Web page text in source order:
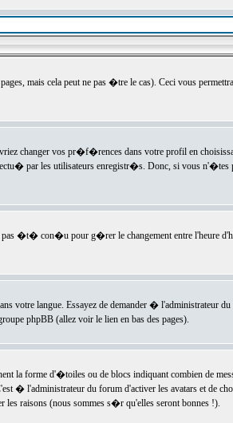
mais cela peut ne pas �tre le cas). Ceci vous
changer vos pr�f�rences dans votre profil en
par les utilisateurs enregistr�s. Donc, si vous n'�tes
�t� con�u pour g�rer le changement entre l'heure
votre langue. Essayez de demander � l'administrateur
phpBB (allez voir le lien en bas des pages).
la forme d'�toiles ou de blocs indiquant combien de
� l'administrateur du forum d'activer les avatars et de
les raisons (nous sommes s�r qu'elles seront bonnes !).